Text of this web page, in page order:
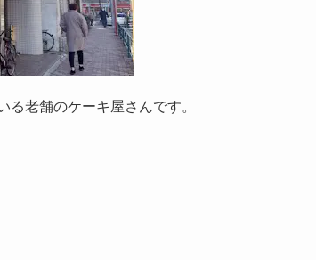
老舗のケーキ屋さんです。